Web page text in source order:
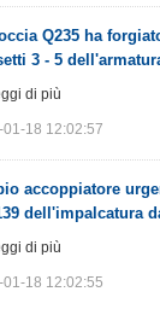
Q235 ha
3 - 5
di più
18 12:02:57
accoppiatore
dell'impalcatura
di più
18 12:02:55